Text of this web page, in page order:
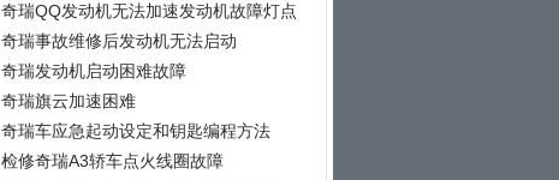
奇瑞QQ发动机无法加速发动机故障灯点
奇瑞事故维修后发动机无法启动
奇瑞发动机启动困难故障
奇瑞旗云加速困难
奇瑞车应急起动设定和钥匙编程方法
检修奇瑞A3轿车点火线圈故障